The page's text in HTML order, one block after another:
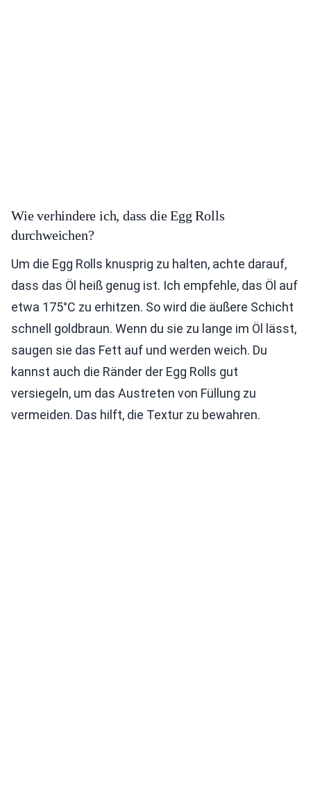
Wie verhindere ich, dass die Egg Rolls
durchweichen?
Um die Egg Rolls knusprig zu halten, achte darauf,
dass das Öl heiß genug ist. Ich empfehle, das Öl auf
etwa 175°C zu erhitzen. So wird die äußere Schicht
schnell goldbraun. Wenn du sie zu lange im Öl lässt,
saugen sie das Fett auf und werden weich. Du
kannst auch die Ränder der Egg Rolls gut
versiegeln, um das Austreten von Füllung zu
vermeiden. Das hilft, die Textur zu bewahren.